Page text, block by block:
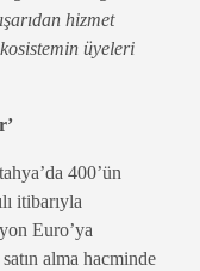
hizmet
üyeleri
400’ün
itibarıyla
Euro’ya
alma hacminde